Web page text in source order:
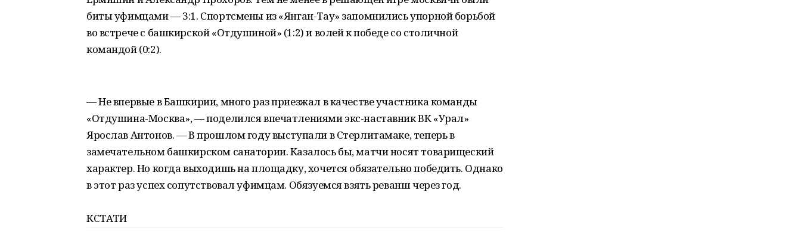
биты уфимцами — 3:1. Спортсмены из «Янган-Тау» запомнились упорной борьбой
во встрече с башкирской «Отдушиной» (1:2) и волей к победе со столичной
командой (0:2).
— Не впервые в Башкирии, много раз приезжал в качестве участника команды
«Отдушина-Москва», — поделился впечатлениями экс-наставник ВК «Урал»
Ярослав Антонов. — В прошлом году выступали в Стерлитамаке, теперь в
замечательном башкирском санатории. Казалось бы, матчи носят товарищеский
характер. Но когда выходишь на площадку, хочется обязательно победить. Однако
в этот раз успех сопутствовал уфимцам. Обязуемся взять реванш через год.
КСТАТИ